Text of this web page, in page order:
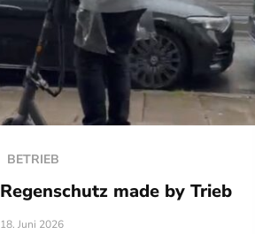
BETRIEB
Regenschutz made by Trieb
18. Juni 2026